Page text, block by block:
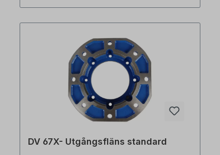
DV 67X- Utgångsfläns standard